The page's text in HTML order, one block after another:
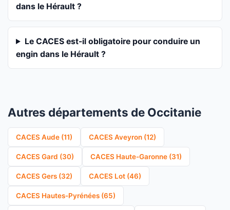
dans le Hérault ?
Le CACES est-il obligatoire pour conduire un
engin dans le Hérault ?
Autres départements de Occitanie
CACES Aude (11) CACES Aveyron (12)
CACES Gard (30) CACES Haute-Garonne (31)
CACES Gers (32) CACES Lot (46)
CACES Hautes-Pyrénées (65)